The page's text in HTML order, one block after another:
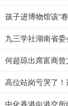
孩子进博物馆该“
九三学社湖南省
何超琼出席富商
高位站岗亏哭了
中化香港向港交